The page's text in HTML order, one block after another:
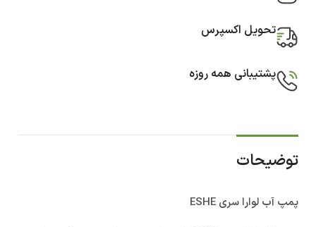
تحویل اکسپرس
پشتیبانی همه روزه
توضیحات
پمپ آب لوارا سری ESHE